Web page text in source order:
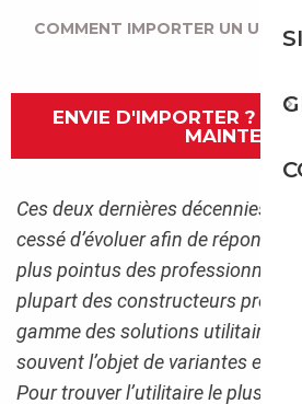
COMMENT IMPORTER UN
ENVIE D'IMPORTER ?
Ces deux dernières décennies, les
cessé d’évoluer afin de répondre
plus pointus des professionnels.
plupart des constructeurs
gamme des solutions utilitaires
souvent l’objet de variantes en
Pour trouver l’utilitaire le plus